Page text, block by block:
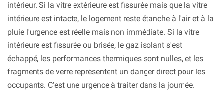
intérieur. Si la vitre extérieure est fissurée mais que la vitre
intérieure est intacte, le logement reste étanche à l'air et à la
pluie l'urgence est réelle mais non immédiate. Si la vitre
intérieure est fissurée ou brisée, le gaz isolant s'est
échappé, les performances thermiques sont nulles, et les
fragments de verre représentent un danger direct pour les
occupants. C'est une urgence à traiter dans la journée.